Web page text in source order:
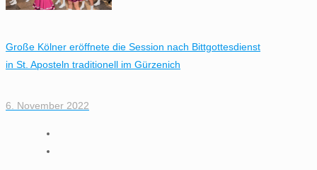
Große Kölner eröffnete die Session nach Bittgottesdienst
in St. Aposteln traditionell im Gürzenich
6. November 2022